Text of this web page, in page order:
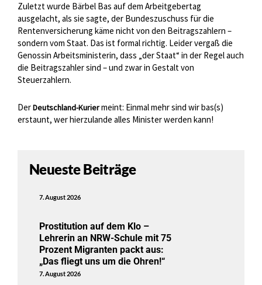
Zuletzt wurde Bärbel Bas auf dem Arbeitgebertag
ausgelacht, als sie sagte, der Bundeszuschuss für die
Rentenversicherung käme nicht von den Beitragszahlern –
sondern vom Staat. Das ist formal richtig. Leider vergaß die
Genossin Arbeitsministerin, dass „der Staat“ in der Regel auch
die Beitragszahler sind – und zwar in Gestalt von
Steuerzahlern.
DerDeutschland-Kuriermeint: Einmal mehr sind wir bas(s)
erstaunt, wer hierzulande alles Minister werden kann!
Neueste Beiträge
7. August 2026
Prostitution auf dem Klo –
Lehrerin an NRW-Schule mit 75
Prozent Migranten packt aus:
„Das fliegt uns um die Ohren!“
7. August 2026